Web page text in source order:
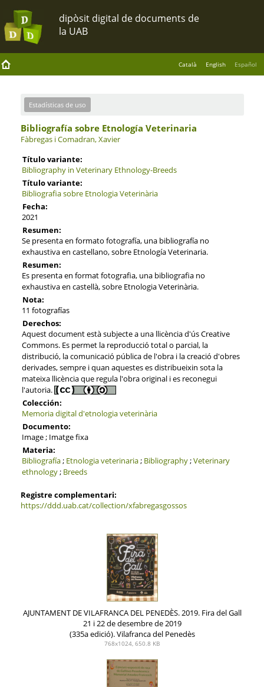
Català English Español
Estadísticas de uso
Bibliografía sobre Etnología Veterinaria
Fàbregas i Comadran, Xavier
Título variante:
Bibliography in Veterinary Ethnology-Breeds
Título variante:
Bibliografia sobre Etnologia Veterinària
Fecha:
2021
Resumen:
Se presenta en formato fotografía, una bibliografía no
exhaustiva en castellano, sobre Etnología Veterinaria.
Resumen:
Es presenta en format fotografia, una bibliografia no
exhaustiva en castellà, sobre Etnologia Veterinària.
Nota:
11 fotografías
Derechos:
Aquest document està subjecte a una llicència d'ús Creative
Commons. Es permet la reproducció total o parcial, la
distribució, la comunicació pública de l'obra i la creació d'obres
derivades, sempre i quan aquestes es distribueixin sota la
mateixa llicència que regula l'obra original i es reconegui
l'autoria.
Colección:
Memoria digital d'etnologia veterinària
Documento:
Image ; Imatge fixa
Materia:
Bibliografía; Etnologia veterinaria; Bibliography;Veterinary
ethnology; Breeds
Registre complementari:
https://ddd.uab.cat/collection/xfabregasgossos
AJUNTAMENT DE VILAFRANCA DEL PENEDÈS. 2019. Fira del Gall
21 i 22 de desembre de 2019
(335a edició). Vilafranca del Penedès
768x1024, 650.8 KB